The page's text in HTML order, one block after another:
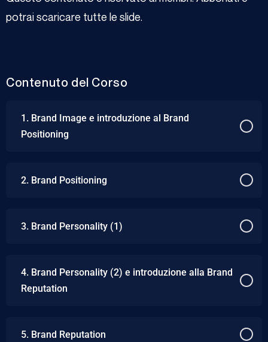
potrai scaricare tutte le slide.
Contenuto del Corso
1. Brand Image e introduzione al Brand
Positioning
2. Brand Positioning
3. Brand Personality (1)
4. Brand Personality (2) e introduzione alla Brand
Reputation
5. Brand Reputation